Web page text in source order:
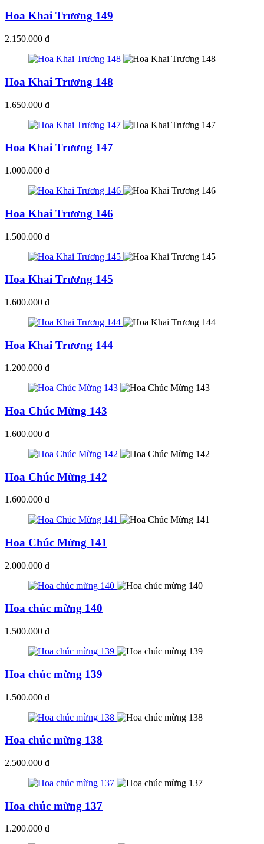
Hoa Khai Trương 149
2.150.000 đ
Hoa Khai Trương 148
1.650.000 đ
Hoa Khai Trương 147
1.000.000 đ
Hoa Khai Trương 146
1.500.000 đ
Hoa Khai Trương 145
1.600.000 đ
Hoa Khai Trương 144
1.200.000 đ
Hoa Chúc Mừng 143
1.600.000 đ
Hoa Chúc Mừng 142
1.600.000 đ
Hoa Chúc Mừng 141
2.000.000 đ
Hoa chúc mừng 140
1.500.000 đ
Hoa chúc mừng 139
1.500.000 đ
Hoa chúc mừng 138
2.500.000 đ
Hoa chúc mừng 137
1.200.000 đ